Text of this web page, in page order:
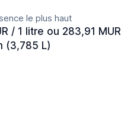
le plus haut
/ 1 litre ou 283,91 MUR
(3,785 L)